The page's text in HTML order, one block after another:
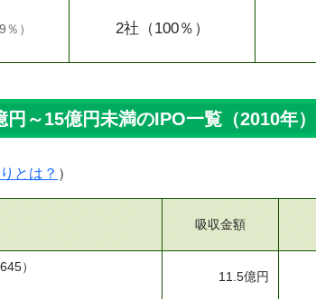
％ ） 2社 （100％）
～15億円未満のIPO一覧（2010年）
とは？ ）
吸収金額
）
11.5億円